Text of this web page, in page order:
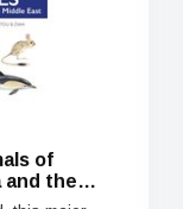
of
and the